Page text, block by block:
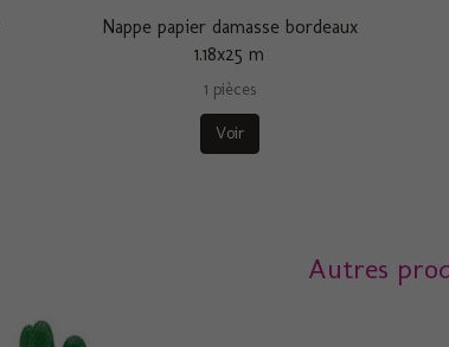
Nappe papier damasse bordeaux
1.18x25 m
1 pièces
Voir
Autres